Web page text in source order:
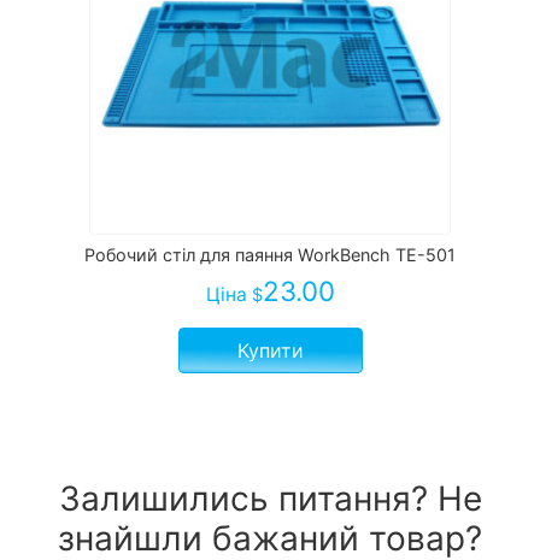
Робочий стіл для паяння WorkBench TE-501
Ціна $23.00
Купити
Залишились питання? Не
знайшли бажаний товар?